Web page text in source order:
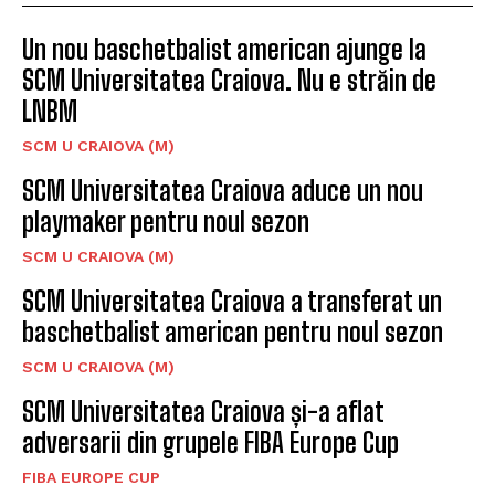
Un nou baschetbalist american ajunge la
SCM Universitatea Craiova. Nu e străin de
LNBM
SCM U CRAIOVA (M)
SCM Universitatea Craiova aduce un nou
playmaker pentru noul sezon
SCM U CRAIOVA (M)
SCM Universitatea Craiova a transferat un
baschetbalist american pentru noul sezon
SCM U CRAIOVA (M)
SCM Universitatea Craiova și-a aflat
adversarii din grupele FIBA Europe Cup
FIBA EUROPE CUP